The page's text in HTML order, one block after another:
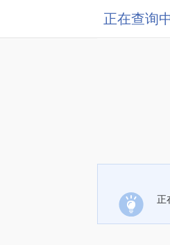
正在查询
正